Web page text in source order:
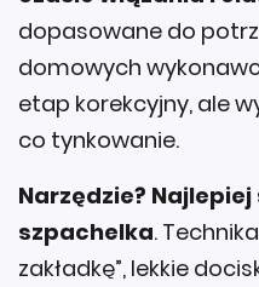
dopasowane do
domowych
etap korekcyjny, ale
co tynkowanie.
Narzędzie?
szpachelka.
zakładkę”, lekkie